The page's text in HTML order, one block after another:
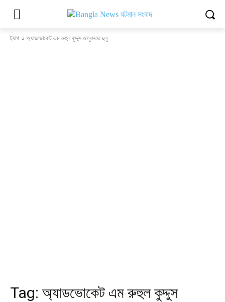
ট্যাগ অ্যাডভোকেট এম রুহুল কুদ্দুস তালুকদার দুলু
Tag: অ্যাডভোকেট এম রুহুল কুদ্দুস